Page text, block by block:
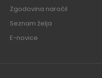
Zgodovina naročil
Seznam želja
E-novice